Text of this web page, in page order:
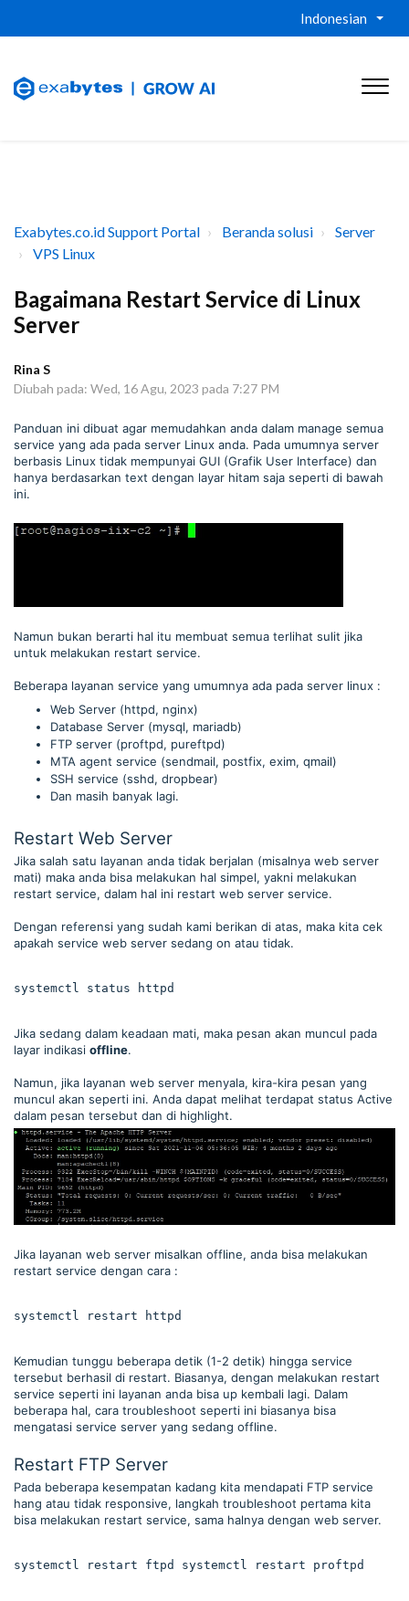
Indonesian
Exabytes.co.id Support Portal Beranda solusi
Server
VPS Linux
Bagaimana Restart Service di Linux
Server
Rina S
Diubah pada: Wed, 16 Agu, 2023 pada 7:27 PM
Panduan ini dibuat agar memudahkan anda dalam manage semua
service yang ada pada server Linux anda. Pada umumnya server
berbasis Linux tidak mempunyai GUI (Grafik User Interface) dan
hanya berdasarkan text dengan layar hitam saja seperti di bawah
ini.
Namun bukan berarti hal itu membuat semua terlihat sulit jika
untuk melakukan restart service.
Beberapa layanan service yang umumnya ada pada server linux :
Web Server (httpd, nginx)
Database Server (mysql, mariadb)
FTP server (proftpd, pureftpd)
MTA agent service (sendmail, postfix, exim, qmail)
SSH service (sshd, dropbear)
Dan masih banyak lagi.
Restart Web Server
Jika salah satu layanan anda tidak berjalan (misalnya web server
mati) maka anda bisa melakukan hal simpel, yakni melakukan
restart service, dalam hal ini restart web server service.
Dengan referensi yang sudah kami berikan di atas, maka kita cek
apakah service web server sedang on atau tidak.
systemctl status httpd
Jika sedang dalam keadaan mati, maka pesan akan muncul pada
layar indikasi offline.
Namun, jika layanan web server menyala, kira-kira pesan yang
muncul akan seperti ini. Anda dapat melihat terdapat status Active
dalam pesan tersebut dan di highlight.
Jika layanan web server misalkan offline, anda bisa melakukan
restart service dengan cara :
systemctl restart httpd
Kemudian tunggu beberapa detik (1-2 detik) hingga service
tersebut berhasil di restart. Biasanya, dengan melakukan restart
service seperti ini layanan anda bisa up kembali lagi. Dalam
beberapa hal, cara troubleshoot seperti ini biasanya bisa
mengatasi service server yang sedang offline.
Restart FTP Server
Pada beberapa kesempatan kadang kita mendapati FTP service
hang atau tidak responsive, langkah troubleshoot pertama kita
bisa melakukan restart service, sama halnya dengan web server.
systemctl restart ftpd systemctl restart proftpd